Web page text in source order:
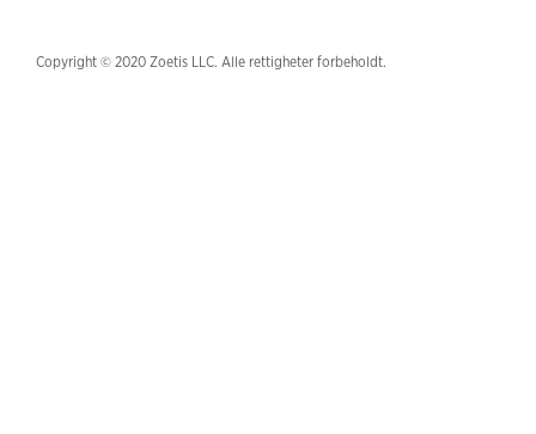
Copyright © 2020 Zoetis LLC. Alle rettigheter forbeholdt.